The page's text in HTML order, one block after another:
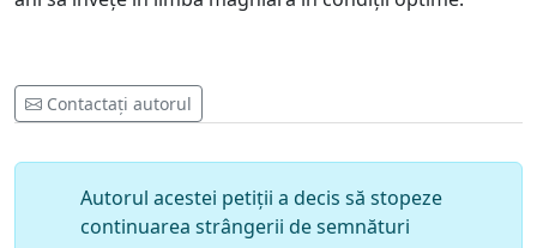
Contactați autorul
Autorul acestei petiții a decis să stopeze
continuarea strângerii de semnături